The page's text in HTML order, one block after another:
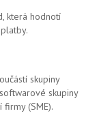
která hodnotí
skupiny
skupiny
(SME).